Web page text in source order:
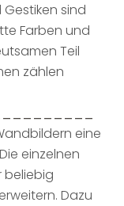
sind
Farben und
Teil
zählen
eine
einzelnen
beliebig
Dazu